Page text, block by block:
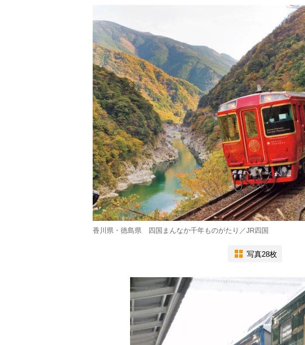
香川県・徳島県 四国まんなか千年ものがたり／JR四国
写真28枚